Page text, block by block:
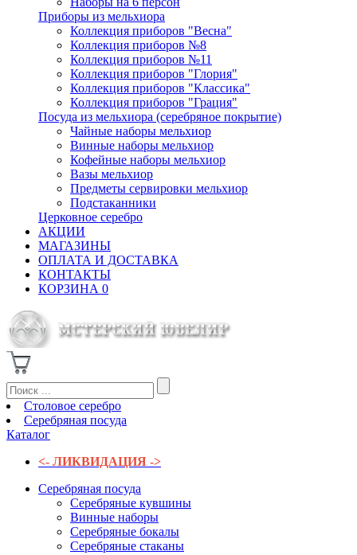
Приборы из мельхиора
Коллекция приборов "Весна"
Коллекция приборов №8
Коллекция приборов №11
Коллекция приборов "Глория"
Коллекция приборов "Классика"
Коллекция приборов "Грация"
Посуда из мельхиора (серебряное покрытие)
Чайные наборы мельхиор
Винные наборы мельхиор
Кофейные наборы мельхиор
Вазы мельхиор
Предметы сервировки мельхиор
Подстаканники
Церковное серебро
АКЦИИ
МАГАЗИНЫ
ОПЛАТА И ДОСТАВКА
КОНТАКТЫ
КОРЗИНА 0
Столовое серебро
Серебряная посуда
Каталог
<- ЛИКВИДАЦИЯ ->
Серебряная посуда
Серебряные кувшины
Винные наборы
Серебряные бокалы
Серебряные стаканы